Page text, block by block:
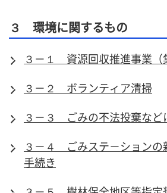
３ 環境に関するもの
３－１ 資源回収推進事業（
３－２ ボランティア清掃
３－３ ごみの不法投棄など
３－４ ごみステ－ションの
手続き